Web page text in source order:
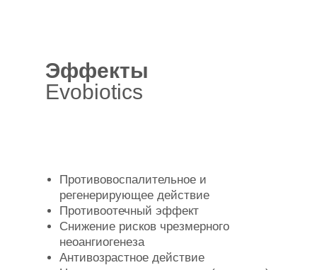
Эффекты
Evobiotics
Противовоспалительное и
регенерирующее действие
Противоотечный эффект
Снижение рисков чрезмерного
неоангиогенеза
Антивозрастное действие